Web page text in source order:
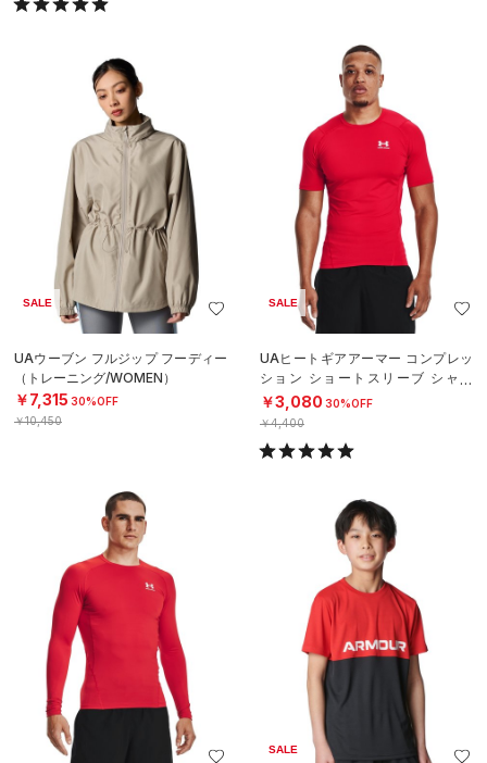
SALE
UAウーブン フルジップ フーディー
（トレーニング/WOMEN）
￥7,315 30%OFF
￥10,450
SALE
UAヒートギアアーマー コンプレッ
ション ショートスリーブ シャツ
（トレーニング/MEN）
￥3,080 30%OFF
￥4,400
SALE